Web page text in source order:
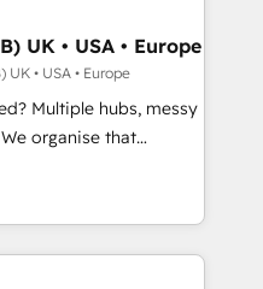
Cape
visibility coverage
Gemini and
- Platform
Impact Award -
UK • USA • Europe
• USA • Europe
Multiple hubs, messy
put HubSpot to work...
• CRM
and team
Salesforce, Pipedrive,